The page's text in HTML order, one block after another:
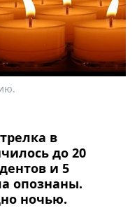
в
до 20
и 5
опознаны.
ночью.